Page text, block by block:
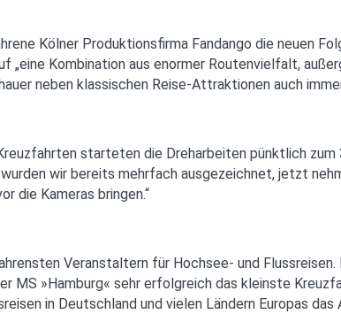
Kölner Produktionsfirma Fandango die neuen
„eine Kombination aus enormer Routenvielfalt,
neben klassischen Reise-Attraktionen auch
starteten die Dreharbeiten pünktlich
wir bereits mehrfach ausgezeichnet, jetzt
die Kameras bringen.“
Veranstaltern für Hochsee- und
MS »Hamburg« sehr erfolgreich das kleinste
in Deutschland und vielen Ländern Europas das